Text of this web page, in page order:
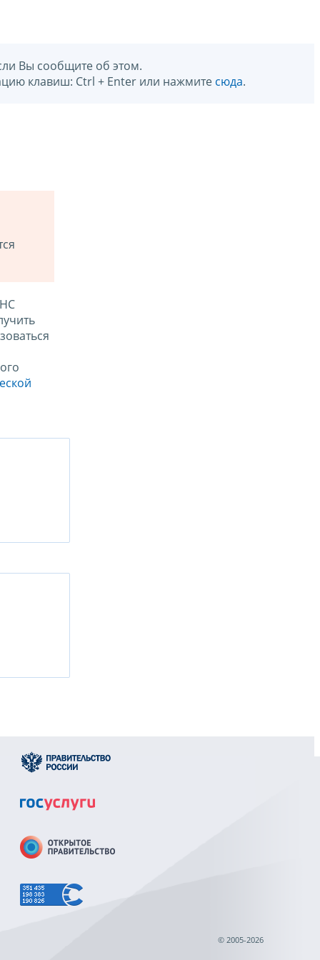
Вы сообщите об этом.
клавиш: Ctrl + Enter или нажмите сюда.
© 2005-2026